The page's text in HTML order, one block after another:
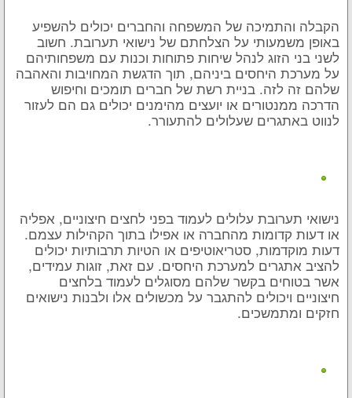
הקבלה והתמיכה של המשפחה והחברים יכולים להשפיע
באופן משמעותי על הצלחתם של נישואי תערובת. חשוב
לשני בני הזוג לנהל שיחות פתוחות וכנות עם משפחותיהם
על מערכת היחסים ביניהם, תוך הדגשת המחויבות והאהבה
שלהם זה לזה. בניית רשת של חברים תומכים וחיפוש
הדרכה ממנטורים או יועצים מהימנים יכולים גם הם לעזור
לנווט באתגרים שעלולים להתעורר.
נישואי תערובת עלולים לעמוד בפני לחצים חיצוניים, אפליה
או דעות קדומות מהחברה או אפילו בתוך הקהילות עצמם.
דעות מוקדמות, סטריאוטיפים או הטיות תרבותיות יכולים
להציב אתגרים למערכת היחסים. עם זאת, זוגות עמידים,
אשר בטוחים בקשר שלהם מסוגלים לעמוד בלחצים
חיצוניים ויכולים להתגבר על מכשולים אלו ולבנות נישואים
חזקים ומתמשכים.